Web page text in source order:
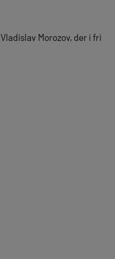
Morozov, der i fri